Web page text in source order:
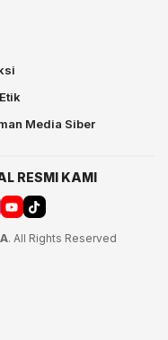
Media Siber
RESMI KAMI
. All Rights Reserved